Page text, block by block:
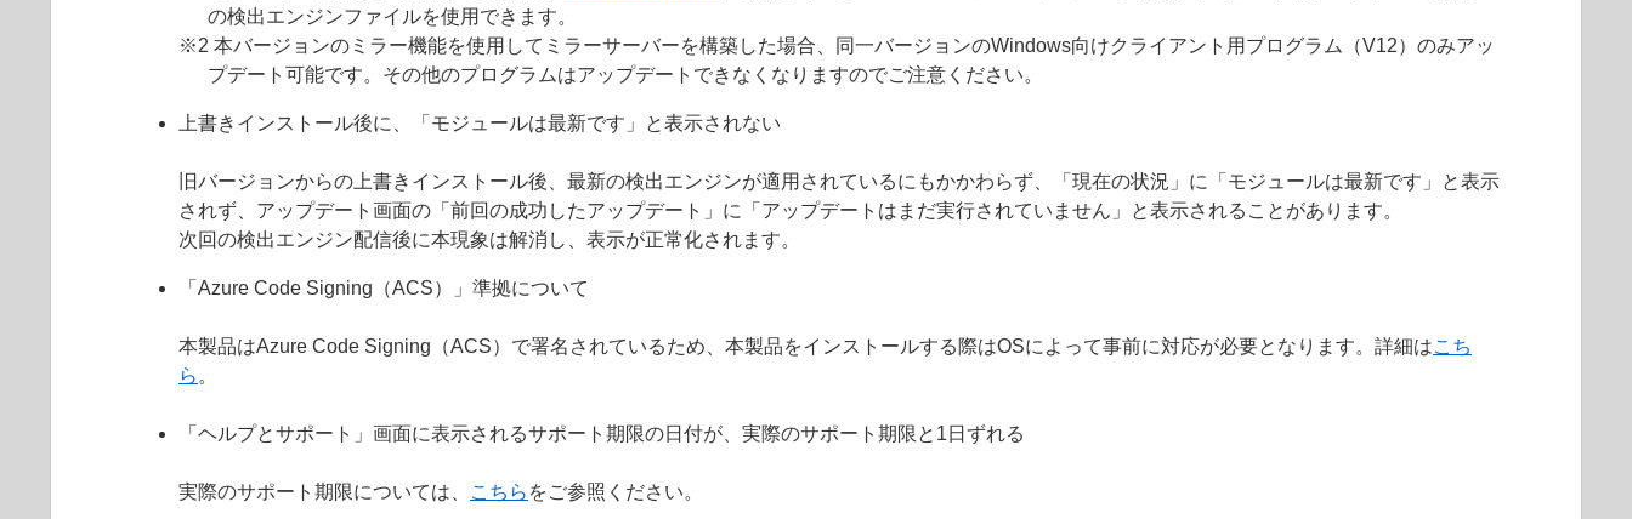
の検出エンジンファイルを使用できます。
※2 本バージョンのミラー機能を使用してミラーサーバーを構築した場合、同一バージョンのWindows向けクライアント用プログラム（V12）のみアッ
プデート可能です。その他のプログラムはアップデートできなくなりますのでご注意ください。
上書きインストール後に、「モジュールは最新です」と表示されない
旧バージョンからの上書きインストール後、最新の検出エンジンが適用されているにもかかわらず、「現在の状況」に「モジュールは最新です」と表示
されず、アップデート画面の「前回の成功したアップデート」に「アップデートはまだ実行されていません」と表示されることがあります。
次回の検出エンジン配信後に本現象は解消し、表示が正常化されます。
「Azure Code Signing（ACS）」準拠について
本製品はAzure Code Signing（ACS）で署名されているため、本製品をインストールする際はOSによって事前に対応が必要となります。詳細はこち
ら 。
「ヘルプとサポート」画面に表示されるサポート期限の日付が、実際のサポート期限と1日ずれる
実際のサポート期限については、 こちら をご参照ください。